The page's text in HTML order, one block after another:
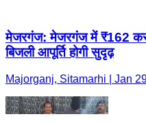
मेजरगंज: मेजरगंज में ₹162
बिजली आपूर्ति होगी सुदृढ़
Majorganj, Sitamarhi | Jan